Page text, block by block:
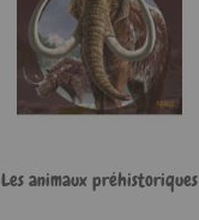
Les animaux préhistoriques